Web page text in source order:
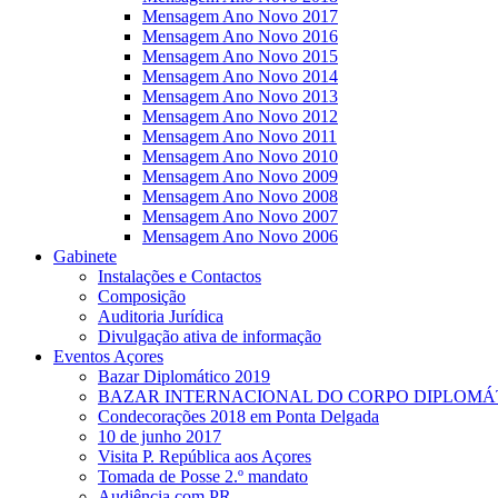
Mensagem Ano Novo 2017
Mensagem Ano Novo 2016
Mensagem Ano Novo 2015
Mensagem Ano Novo 2014
Mensagem Ano Novo 2013
Mensagem Ano Novo 2012
Mensagem Ano Novo 2011
Mensagem Ano Novo 2010
Mensagem Ano Novo 2009
Mensagem Ano Novo 2008
Mensagem Ano Novo 2007
Mensagem Ano Novo 2006
Gabinete
Instalações e Contactos
Composição
Auditoria Jurídica
Divulgação ativa de informação
Eventos Açores
Bazar Diplomático 2019
BAZAR INTERNACIONAL DO CORPO
Condecorações 2018 em Ponta Delgada
10 de junho 2017
Visita P. República aos Açores
Tomada de Posse 2.º mandato